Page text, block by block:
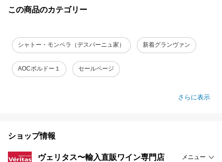
この商品のカテゴリー
シャトー・モンペラ（デスパーニュ家） 新着グランヴァン
AOCボルドー１ セールページ
さらに表示
ショップ情報
ヴェリタス〜輸入直販ワイン専門店 メニュー